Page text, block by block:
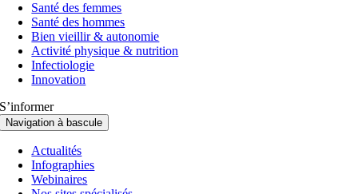
Santé des femmes
Santé des hommes
Bien vieillir & autonomie
Activité physique & nutrition
Infectiologie
Innovation
S’informer
Navigation à bascule
Actualités
Infographies
Webinaires